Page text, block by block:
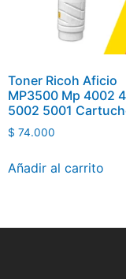
Toner Ricoh Aficio
MP3500 Mp 4002
5002 5001
$ 74.000
Añadir al carrito